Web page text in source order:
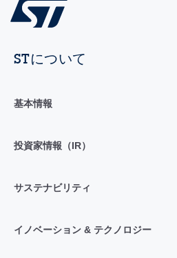
STについて
基本情報
投資家情報（IR）
サステナビリティ
イノベーション & テクノロジー